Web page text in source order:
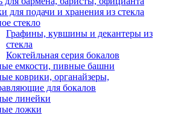
для подачи и хранения из стекла
стекло
Графины, кувшины и декантеры из
стекла
Коктейльная серия бокалов
емкости, пивные башни
коврики, органайзеры,
для бокалов
линейки
ложки